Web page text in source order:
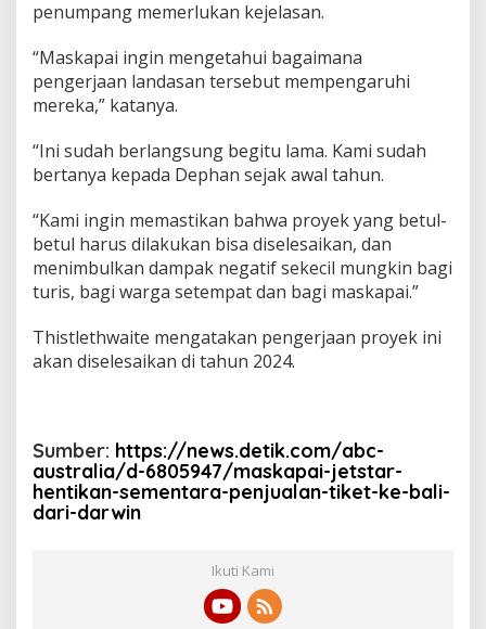
penumpang memerlukan kejelasan.
“Maskapai ingin mengetahui bagaimana
pengerjaan landasan tersebut mempengaruhi
mereka,” katanya.
“Ini sudah berlangsung begitu lama. Kami sudah
bertanya kepada Dephan sejak awal tahun.
“Kami ingin memastikan bahwa proyek yang betul-
betul harus dilakukan bisa diselesaikan, dan
menimbulkan dampak negatif sekecil mungkin bagi
turis, bagi warga setempat dan bagi maskapai.”
Thistlethwaite mengatakan pengerjaan proyek ini
akan diselesaikan di tahun 2024.
Sumber: https://news.detik.com/abc-
australia/d-6805947/maskapai-jetstar-
hentikan-sementara-penjualan-tiket-ke-bali-
dari-darwin
Ikuti Kami